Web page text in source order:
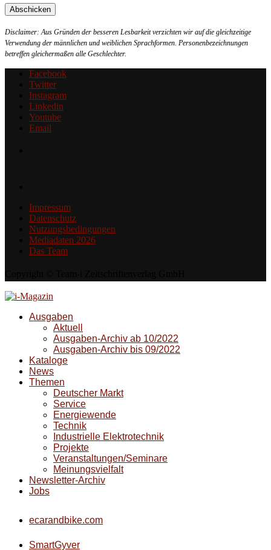
Disclaimer: Aus Gründen der besseren Lesbarkeit verzichten wir auf die gleichzeitige
Verwendung der männlichen und weiblichen Sprachformen. Personenbezeichnungen
betreffen gleichermaßen alle Geschlechter.
Facebook
Twitter
Instagram
Linkedin
Youtube
Email
Impressum
Datenschutz
Nutzungsbedingungen
Mediadaten 2026
Das Team
Ausgaben
Aktuell
Ausgaben-Archiv ab 10/2022
Ausgaben-Archiv bis 09/2022
Kataloge
News
Themen
Deutscher Markt
Service
Energiewende
Technik
Industrielle Elektrotechnik
Projekte
Veranstaltungen/Seminare
Meinungsvielfalt
Newsletter-Archiv
Jobs
ecarandbike.com
SmartGyver